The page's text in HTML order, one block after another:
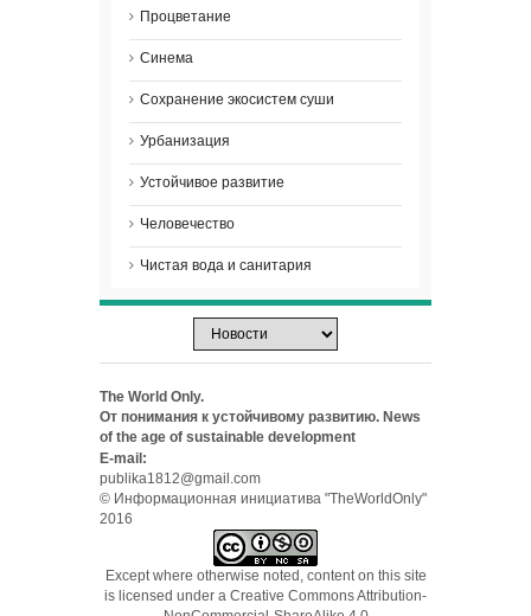
Процветание
Синема
Сохранение экосистем суши
Урбанизация
Устойчивое развитие
Человечество
Чистая вода и санитария
The World Only.
От понимания к устойчивому развитию. News
of the age of sustainable development
E-mail:
publika1812@gmail.com
© Информационная инициатива "TheWorldOnly"
2016
Except where otherwise noted, content on this site
is licensed under a Creative Commons Attribution-